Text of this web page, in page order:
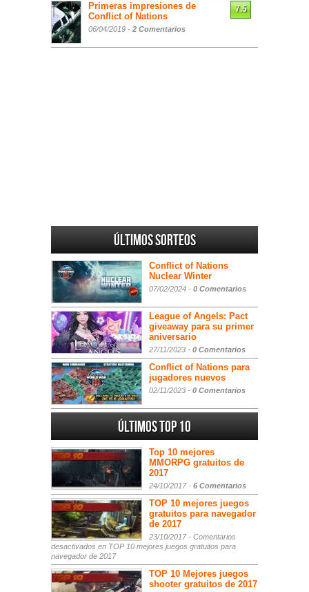
Primeras impresiones de
Conflict of Nations
06/04/2019 - 2 Comentarios
7.5
Últimos sorteos
Conflict of Nations
Nuclear Winter
07/02/2024 - 0 Comentarios
League of Angels: Pact
giveaway para su primer
aniversario
27/11/2023 - 0 Comentarios
Conflict of Nations para
jugadores nuevos
02/11/2023 - 0 Comentarios
Últimos Top 10
Top 10 mejores
MMORPG gratuitos de
2017
24/10/2017 - 6 Comentarios
TOP 10 mejores juegos
gratuitos para navegador
de 2017
23/10/2017 - Comentarios
desactivados en TOP 10 mejores juegos gratuitos para
navegador de 2017
TOP 10 Mejores juegos
shooter gratuitos de 2017